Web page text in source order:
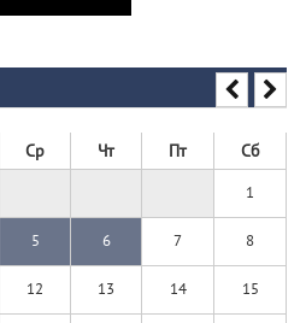
Ср Чт Пт Сб
1
5 6 7 8
12 13 14 15